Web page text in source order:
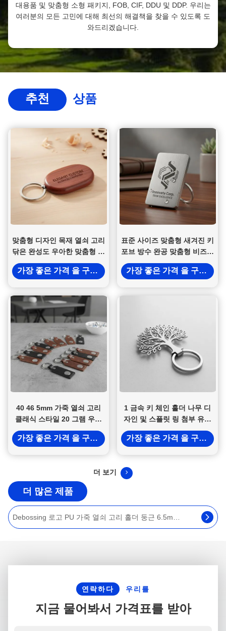
대용품 및 맞춤형 소형 패키지, FOB, CIF, DDU 및 DDP. 우리는
여러분의 모든 고민에 대해 최선의 해결책을 찾을 수 있도록 도
와드리겠습니다.
추천 상품
맞춤형 디자인 목재 열쇠 고리
닦은 완성도 우아한 맞춤형 제
품 비즈니스 마케팅 캠페인에
적합합니다
가장 좋은 가격 을 구하라
표준 사이즈 맞춤형 새겨진 키
포브 방수 완공 맞춤형 비즈니
스 상품 및 직원 보상
가장 좋은 가격 을 구하라
40 46 5mm 가죽 열쇠 고리
클래식 스타일 20 그램 우아
한 액세서리 직원 선물 및 기
업 행사에 적합
가장 좋은 가격 을 구하라
1 금속 키 체인 홀더 나무 디
자인 및 스플릿 링 첨부 유형
을 특징으로 매일 실용적인 키
관리 제공
가장 좋은 가격 을 구하라
더 보기
더 많은 제품
레이저 로고 65mm 병따개 열쇠 홀더 기념품 4mm 간격 열쇠 고리
연락하다 우리를
지금 물어봐서 가격표를 받아